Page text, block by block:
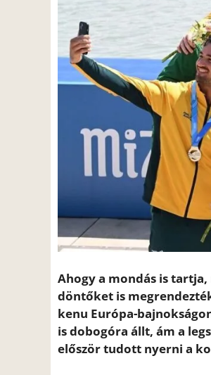
Ahogy a mondás is tartja,
döntőket is
kenu Európa-
is dobogóra állt, ám a
először tudott nyerni a